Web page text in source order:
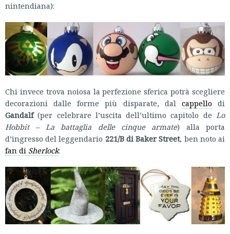
nintendiana):
Chi invece trova noiosa la perfezione sferica potrà scegliere
decorazioni dalle forme più disparate, dal cappello di
Gandalf(per celebrare l’uscita dell’ultimo capitolo de Lo
Hobbit – La battaglia delle cinque armate) alla porta
d’ingresso del leggendario 221/B di Baker Street, ben noto ai
fan di Sherlock: